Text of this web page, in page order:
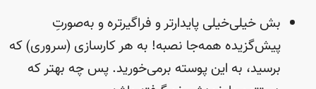
بش خیلی‌خیلی پایدارتر و فراگیرتره و به‌صورتِ
پیش‌گزیده همه‌جا نصبه! به هر کارسازی (سروری) که
برسید، به این پوسته برمی‌خورید. پس چه بهتر که